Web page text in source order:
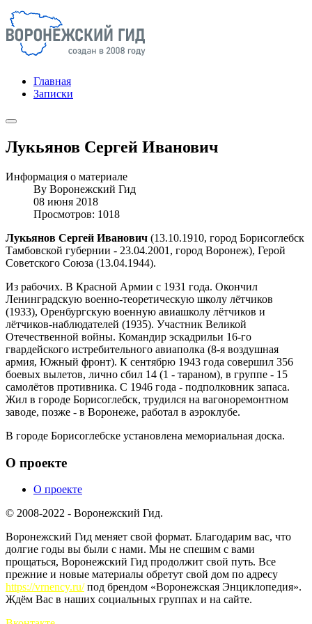
Главная
Записки
Лукьянов Сергей Иванович
Информация о материале
By Воронежский Гид
08 июня 2018
Просмотров: 1018
Лукьянов Сергей Иванович (13.10.1910, город Борисоглебск
Тамбовской губернии - 23.04.2001, город Воронеж), Герой
Советского Союза (13.04.1944).
Из рабочих. В Красной Армии с 1931 года. Окончил
Ленинградскую военно-теоретическую школу лётчиков
(1933), Оренбургскую военную авиашколу лётчиков и
лётчиков-наблюдателей (1935). Участник Великой
Отечественной войны. Командир эскадрильи 16-го
гвардейского истребительного авиаполка (8-я воздушная
армия, Южный фронт). К сентябрю 1943 года совершил 356
боевых вылетов, лично сбил 14 (1 - тараном), в группе - 15
самолётов противника. С 1946 года - подполковник запаса.
Жил в городе Борисоглебск, трудился на вагоноремонтном
заводе, позже - в Воронеже, работал в аэроклубе.
В городе Борисоглебске установлена мемориальная доска.
О проекте
О проекте
© 2008-2022 - Воронежский Гид.
Воронежский Гид меняет свой формат. Благодарим вас, что
долгие годы вы были с нами. Мы не спешим с вами
прощаться, Воронежский Гид продолжит свой путь. Все
прежние и новые материалы обретут свой дом по адресу
https://vrnency.ru/под брендом «Воронежская Энциклопедия».
Ждём Вас в наших социальных группах и на сайте.